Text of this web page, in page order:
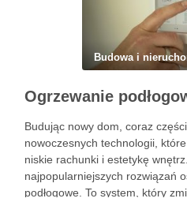
Budowa i
Budując nowy dom, coraz
nowoczesnych technologii,
niskie rachunki i estetykę
najpopularniejszych rozwiązań
podłogowe. To system, który